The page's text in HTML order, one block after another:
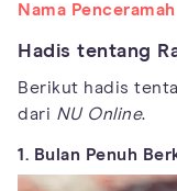
Nama Penceramah
Hadis tentang
Berikut hadis
dari NU Online.
1. Bulan Penuh